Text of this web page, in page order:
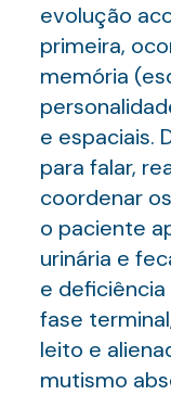
evolução
primeira,
memória
e espaciais.
para falar,
coordenar
o paciente
urinária e
e
fase
leito e
mutismo